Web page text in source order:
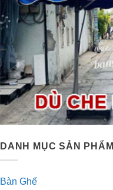
DANH MỤC SẢN PHẨM
Bàn Ghế